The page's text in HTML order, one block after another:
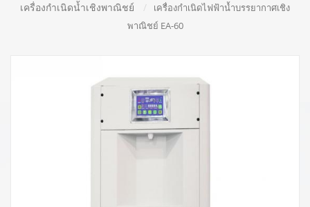
เครื่องกำเนิดน้ำเชิงพาณิชย์
/
เครื่องกำเนิดไฟฟ้าน้ำบรรยากาศเชิง
พาณิชย์ EA-60